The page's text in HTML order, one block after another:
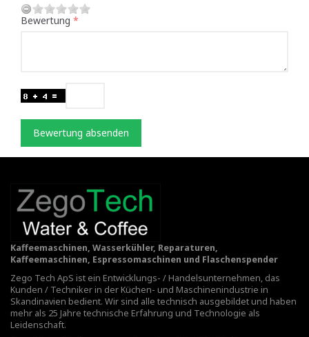
Bewertung
Bewertung absenden
Kaffeemaschinen, Wasserkühler, Reparaturen,
Kaffeemaschinen, Espressomaschinen und Flaschenspender
Zego Tech ApS ist ein Entwicklungs- / Handelsunternehmen, das
Kunden / Techniker in der Küchen- und Maschinenindustrie in
Skandinavien bedient. Wir sind alle technisch ausgebildet und haben
mehr als 25 Jahre technische Erfahrung und Technologie als
Leidenschaft.